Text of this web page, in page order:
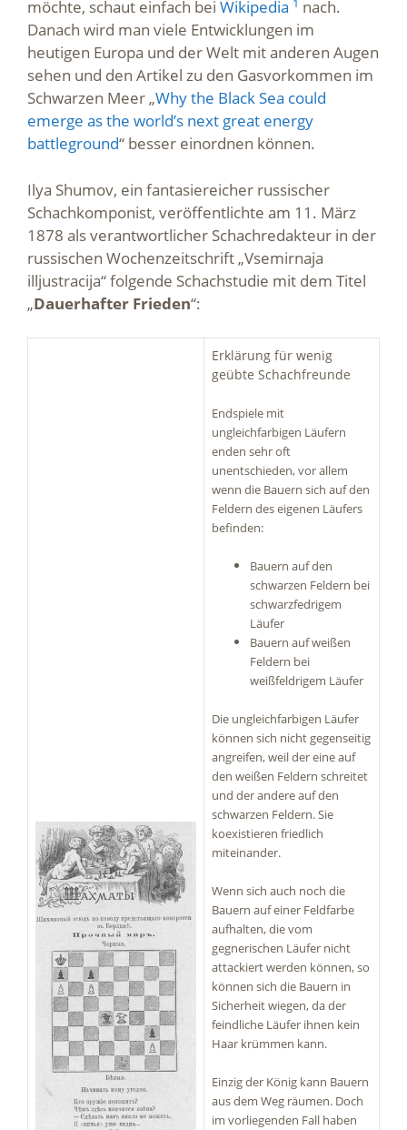
möchte, schaut einfach bei Wikipedia
nach.
Danach wird man viele Entwicklungen im
heutigen Europa und der Welt mit anderen Augen
sehen und den Artikel zu den Gasvorkommen im
Schwarzen Meer „Why the Black Sea could
emerge as the world’s next great energy
battleground“ besser einordnen können.
Ilya Shumov, ein fantasiereicher russischer
Schachkomponist, veröffentlichte am 11. März
1878 als verantwortlicher Schachredakteur in der
russischen Wochenzeitschrift „Vsemirnaja
illjustracija“ folgende Schachstudie mit dem Titel
„Dauerhafter Frieden“:
Erklärung für wenig
geübte Schachfreunde
Endspiele mit
ungleichfarbigen Läufern
enden sehr oft
unentschieden, vor allem
wenn die Bauern sich auf den
Feldern des eigenen Läufers
befinden:
Bauern auf den
schwarzen Feldern bei
schwarzfedrigem
Läufer
Bauern auf weißen
Feldern bei
weißfeldrigem Läufer
Die ungleichfarbigen Läufer
können sich nicht gegenseitig
angreifen, weil der eine auf
den weißen Feldern schreitet
und der andere auf den
schwarzen Feldern. Sie
koexistieren friedlich
miteinander.
Wenn sich auch noch die
Bauern auf einer Feldfarbe
aufhalten, die vom
gegnerischen Läufer nicht
attackiert werden können, so
können sich die Bauern in
Sicherheit wiegen, da der
feindliche Läufer ihnen kein
Haar krümmen kann.
Einzig der König kann Bauern
aus dem Weg räumen. Doch
im vorliegenden Fall haben